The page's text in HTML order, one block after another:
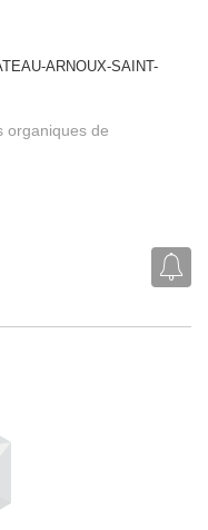
ARNOUX-SAINT-
organiques de